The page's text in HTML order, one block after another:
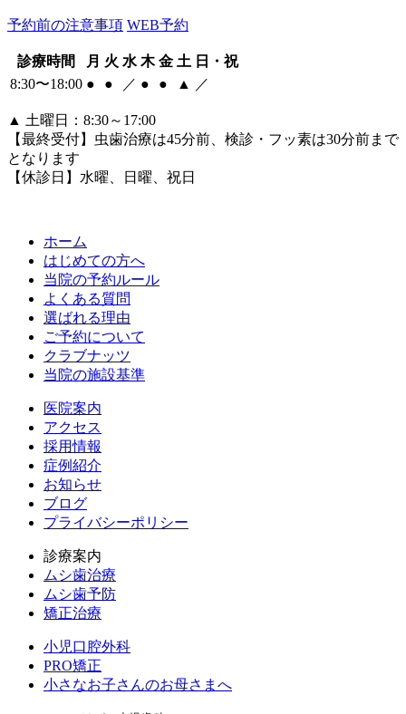
予約前の注意事項 WEB予約
診療時間 月 火 水 木 金 土 日・祝
8:30〜18:00 ● ● ／ ● ● ▲ ／
▲ 土曜日：8:30～17:00
【最終受付】虫歯治療は45分前、検診・フッ素は30分前まで
となります
【休診日】水曜、日曜、祝日
ホーム
はじめての方へ
当院の予約ルール
よくある質問
選ばれる理由
ご予約について
クラブナッツ
当院の施設基準
医院案内
アクセス
採用情報
症例紹介
お知らせ
ブログ
プライバシーポリシー
診療案内
ムシ歯治療
ムシ歯予防
矯正治療
小児口腔外科
PRO矯正
小さなお子さんのお母さまへ